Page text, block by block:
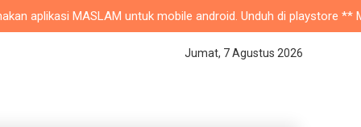
MASLAM untuk mobile android. Unduh di playstore **
Jumat, 7 Agustus 2026